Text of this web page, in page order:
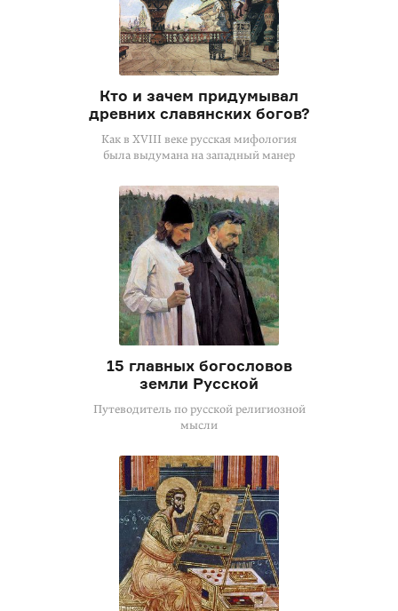
Кто и зачем придумывал
древних славянских богов?
Как в XVIII веке русская мифология
была выдумана на западный манер
15 главных богословов
земли Русской
Путеводитель по русской религиозной
мысли